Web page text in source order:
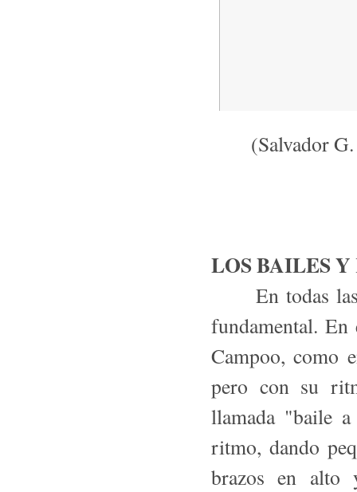
(Salvador
LOS BAILES
En todas las
fundamental. En
Campoo, como
pero con su
llamada "baile
ritmo, dando
brazos en alto